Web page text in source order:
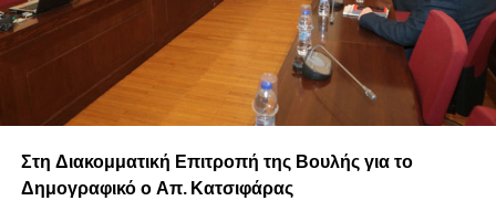
Στη Διακομματική Επιτροπή της Βουλής για το
Δημογραφικό ο Απ. Κατσιφάρας